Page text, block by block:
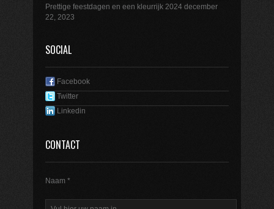
Prettige feestdagen en een kleurrijk 2024 december
22, 2023
SOCIAL
Facebook
Twitter
Linkedin
CONTACT
Naam *